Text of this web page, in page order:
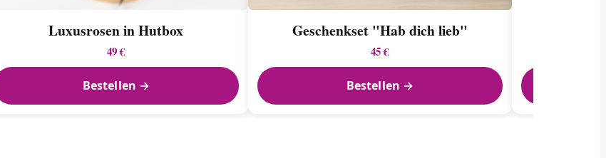
Luxusrosen in Hutbox
49 €
Bestellen →
Geschenkset "Hab dich lieb"
45 €
Bestellen →